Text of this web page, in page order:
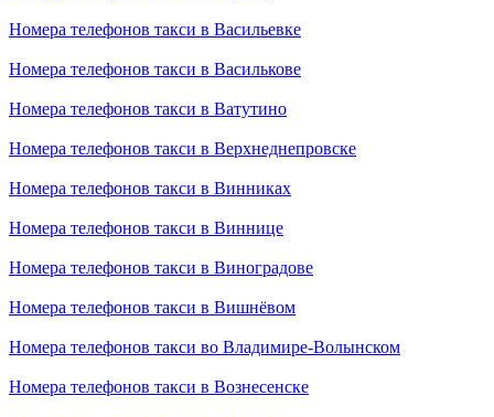
Номера телефонов такси в Васильевке
Номера телефонов такси в Василькове
Номера телефонов такси в Ватутино
Номера телефонов такси в Верхнеднепровске
Номера телефонов такси в Винниках
Номера телефонов такси в Виннице
Номера телефонов такси в Виноградове
Номера телефонов такси в Вишнёвом
Номера телефонов такси во Владимире-Волынском
Номера телефонов такси в Вознесенске